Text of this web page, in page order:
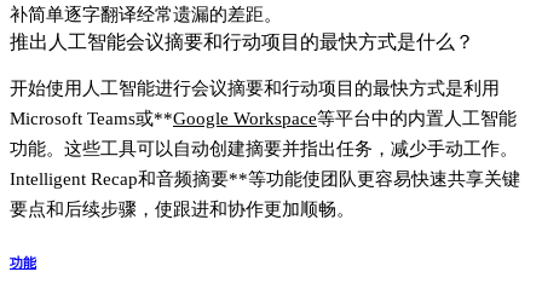
补简单逐字翻译经常遗漏的差距。
推出人工智能会议摘要和行动项目的最快方式是什么？
开始使用人工智能进行会议摘要和行动项目的最快方式是利用
Microsoft Teams或**Google Workspace等平台中的内置人工智能
功能。这些工具可以自动创建摘要并指出任务，减少手动工作。
Intelligent Recap和音频摘要**等功能使团队更容易快速共享关键
要点和后续步骤，使跟进和协作更加顺畅。
功能